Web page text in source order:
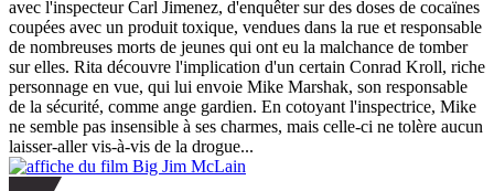
avec l'inspecteur Carl Jimenez, d'enquêter sur des doses de cocaïnes
coupées avec un produit toxique, vendues dans la rue et responsable
de nombreuses morts de jeunes qui ont eu la malchance de tomber
sur elles. Rita découvre l'implication d'un certain Conrad Kroll, riche
personnage en vue, qui lui envoie Mike Marshak, son responsable
de la sécurité, comme ange gardien. En cotoyant l'inspectrice, Mike
ne semble pas insensible à ses charmes, mais celle-ci ne tolère aucun
laisser-aller vis-à-vis de la drogue...